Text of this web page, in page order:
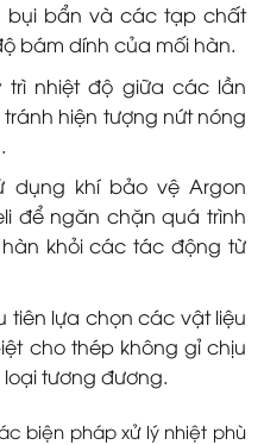
bụi bẩn và các tạp chất
bám dính của mối hàn.
trì nhiệt độ giữa các lần
hiện tượng nứt nóng
dụng khí bảo vệ Argon
để ngăn chặn quá trình
khỏi các tác động từ
tiên lựa chọn các vật liệu
cho thép không gỉ chịu
tương đương.
biện pháp xử lý nhiệt phù